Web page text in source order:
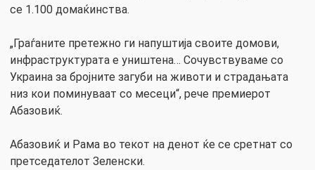
се 1.100 домаќинства.
„Граѓаните претежно ги напуштија своите домови,
инфраструктурата е уништена… Сочувствуваме со
Украина за бројните загуби на животи и страдањата
низ кои поминуваат со месеци“, рече премиерот
Абазовиќ.
Абазовиќ и Рама во текот на денот ќе се сретнат со
претседателот Зеленски.